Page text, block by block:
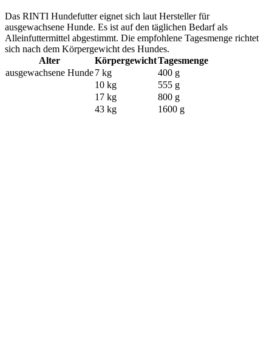
Das RINTI Hundefutter eignet sich laut Hersteller für
ausgewachsene Hunde. Es ist auf den täglichen Bedarf als
Alleinfuttermittel abgestimmt. Die empfohlene Tagesmenge richtet
sich nach dem Körpergewicht des Hundes.
Alter
KörpergewichtTagesmenge
ausgewachsene Hunde7 kg
400 g
10 kg
555 g
17 kg
800 g
43 kg
1600 g